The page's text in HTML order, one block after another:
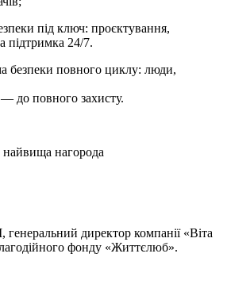
під ключ: проєктування,
підтримка 24/7.
безпеки повного циклу: люди,
до повного захисту.
найвища нагорода
директор компанії «Віта
фонду «Життєлюб».